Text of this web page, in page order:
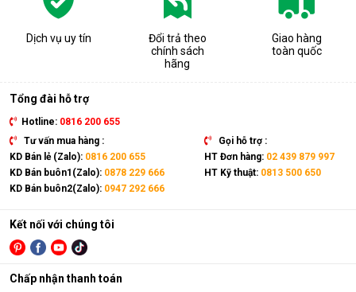
Dịch vụ uy tín
Đổi trả theo
chính sách
hãng
Giao hàng
toàn quốc
Tổng đài hỗ trợ
Hotline: 0816 200 655
Tư vấn mua hàng :
KD Bán lẻ (Zalo): 0816 200 655
KD Bán buôn1(Zalo): 0878 229 666
KD Bán buôn2(Zalo): 0947 292 666
Gọi hỗ trợ :
HT Đơn hàng: 02 439 879 997
HT Kỹ thuật: 0813 500 650
Kết nối với chúng tôi
Chấp nhận thanh toán